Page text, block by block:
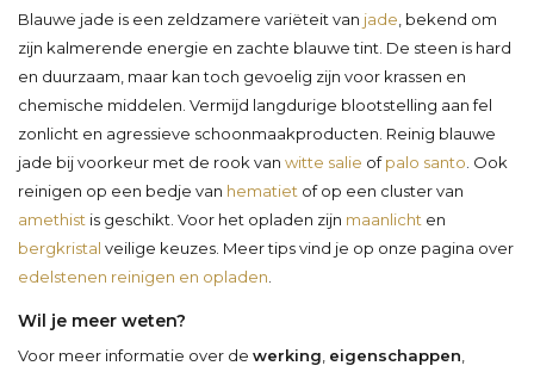
Blauwe jade is een zeldzamere variëteit van jade , bekend om
zijn kalmerende energie en zachte blauwe tint. De steen is hard
en duurzaam, maar kan toch gevoelig zijn voor krassen en
chemische middelen. Vermijd langdurige blootstelling aan fel
zonlicht en agressieve schoonmaakproducten. Reinig blauwe
jade bij voorkeur met de rook van witte salie ofpalo santo . Ook
reinigen op een bedje van hematiet of op een cluster van
amethist is geschikt. Voor het opladen zijn maanlicht en
bergkristal veilige keuzes. Meer tips vind je op onze pagina over
edelstenen reinigen en opladen
Wil je meer weten?
Voor meer informatie over de werking eigenschappen